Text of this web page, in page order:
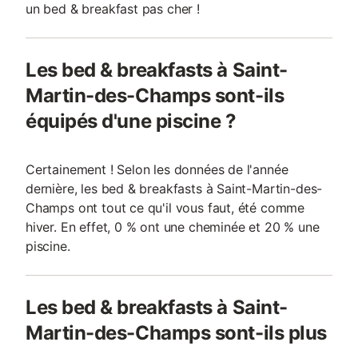
un bed & breakfast pas cher !
Les bed & breakfasts à Saint-
Martin-des-Champs sont-ils
équipés d'une piscine ?
Certainement ! Selon les données de l'année
dernière, les bed & breakfasts à Saint-Martin-des-
Champs ont tout ce qu'il vous faut, été comme
hiver. En effet, 0 % ont une cheminée et 20 % une
piscine.
Les bed & breakfasts à Saint-
Martin-des-Champs sont-ils plus